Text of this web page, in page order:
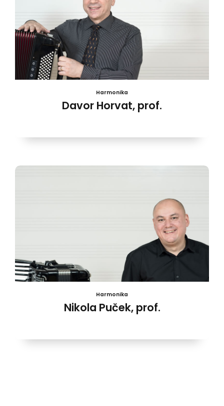
Harmonika
Davor Horvat, prof.
Harmonika
Nikola Puček, prof.